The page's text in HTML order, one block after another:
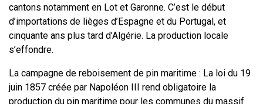
cantons notamment en Lot et Garonne. C’est le début
d’importations de lièges d’Espagne et du Portugal, et
cinquante ans plus tard d’Algérie. La production locale
s’effondre.
La campagne de reboisement de pin maritime : La loi du 19
juin 1857 créée par Napoléon III rend obligatoire la
production du pin maritime pour les communes du massif